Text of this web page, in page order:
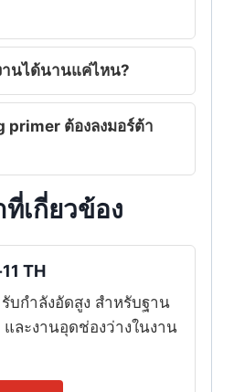
านได้นานแค่ไหน?
primer ต้องลงมอร์ต้า
เกี่ยวข้อง
TH
บกำลังอัดสูง สำหรับฐาน
และงานอุดช่องว่างในงาน